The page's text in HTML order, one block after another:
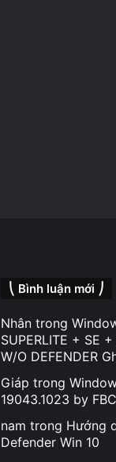
⎝ Bình luận mới ⎠
Nhântrong
SUPERLITE + SE
W/O DEFENDER
Giáp trong
19043.1023 by
nam trong Hướng
Defender Win 10